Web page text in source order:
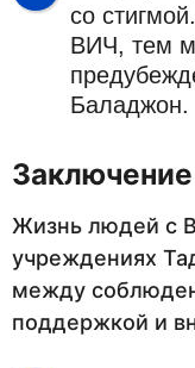
со
ВИЧ, тем
Баладжон.
Заключение
Жизнь людей с
учреждениях
между
поддержкой и